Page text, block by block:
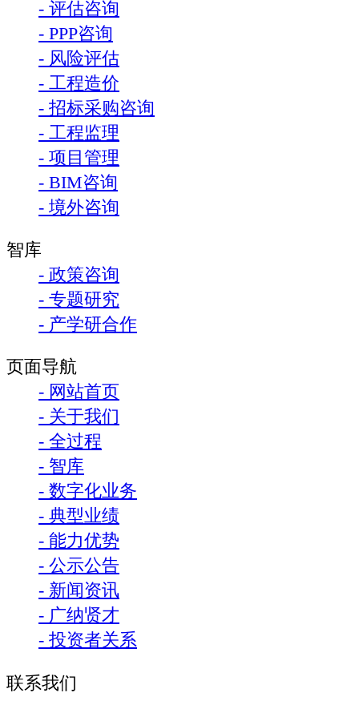
- 评估咨询
- PPP咨询
- 风险评估
- 工程造价
- 招标采购咨询
- 工程监理
- 项目管理
- BIM咨询
- 境外咨询
智库
- 政策咨询
- 专题研究
- 产学研合作
页面导航
- 网站首页
- 关于我们
- 全过程
- 智库
- 数字化业务
- 典型业绩
- 能力优势
- 公示公告
- 新闻资讯
- 广纳贤才
- 投资者关系
联系我们